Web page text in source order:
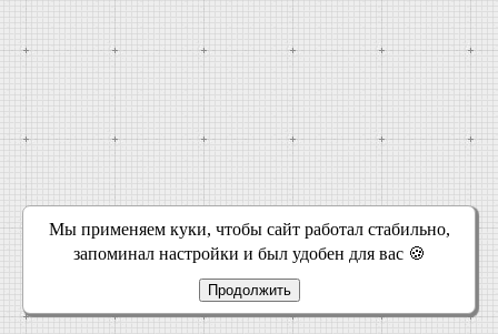
Мы применяем куки, чтобы сайт работал стабильно,
запоминал настройки и был удобен для вас 🍪
Продолжить